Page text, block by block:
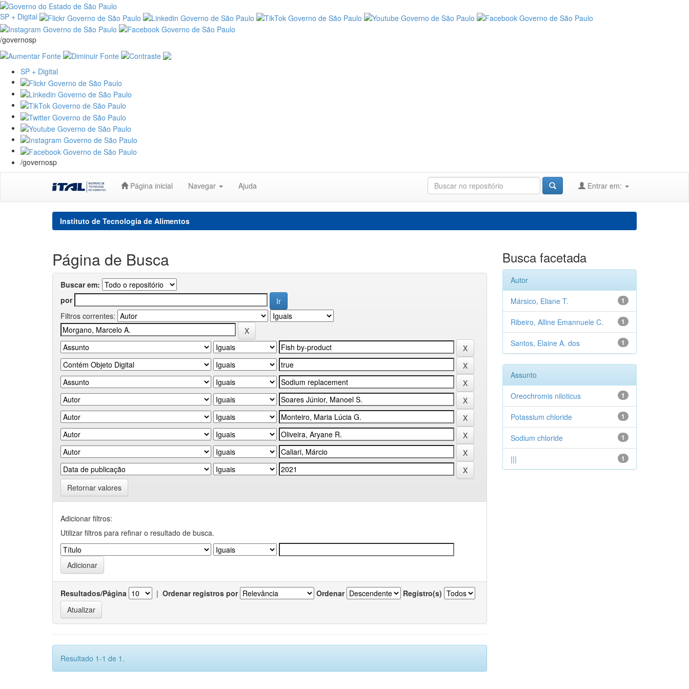
SP + Digital
/governosp
SP + Digital
/governosp
Página inicial Navegar Ajuda Entrar em:
Instituto de Tecnologia de Alimentos
Página de Busca
Buscar em:
por
Filtros correntes:
Retornar valores
Adicionar filtros:
Utilizar filtros para refinar o resultado de busca.
Resultados/Página | Ordenar registros por Ordenar Registro(s)
Resultado 1-1 de 1.
Busca facetada
Autor
1
Mársico, Eliane T.
1
Ribeiro, Alline Emannuele C.
1
Santos, Elaine A. dos
Assunto
1
Oreochromis niloticus
1
Potassium chloride
1
Sodium chloride
1
|||